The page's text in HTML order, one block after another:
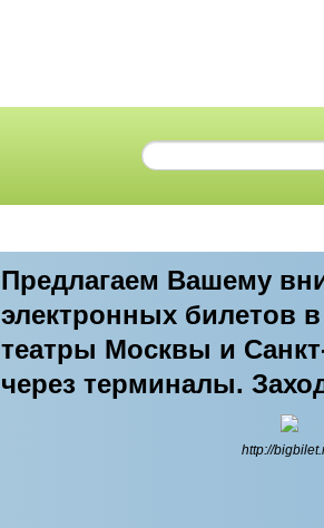
Предлагаем Вашему
электронных билетов
театры Москвы и
через терминалы.
http://